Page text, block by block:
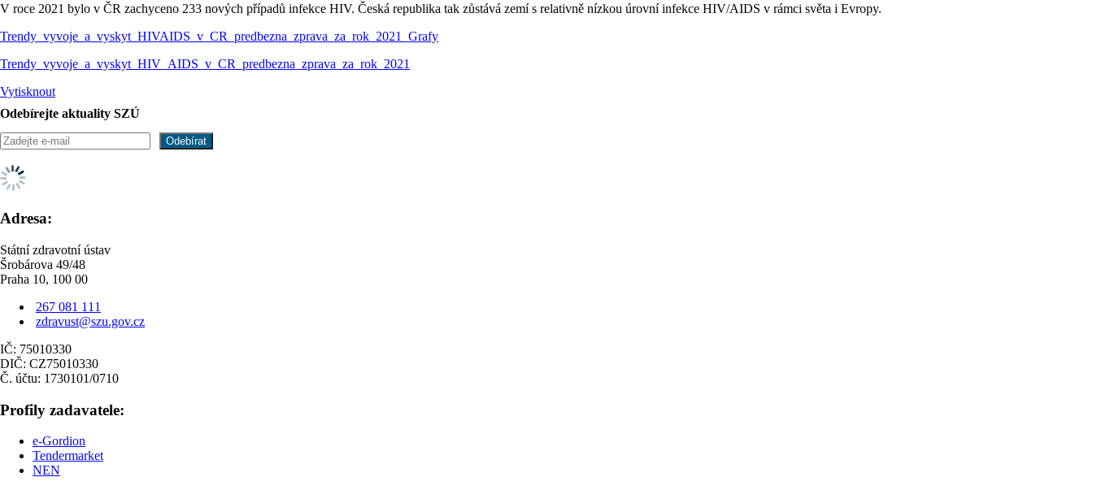
V roce 2021 bylo v ČR zachyceno 233 nových případů infekce HIV. Česká republika tak zůstává zemí s relativně nízkou úrovní infekce HIV/AIDS v rámci světa i Evropy.
Trendy_vyvoje_a_vyskyt_HIVAIDS_v_CR_predbezna_zprava_za_rok_2021_Grafy
Trendy_vyvoje_a_vyskyt_HIV_AIDS_v_CR_predbezna_zprava_za_rok_2021
Vytisknout
Odebírejte aktuality SZÚ
Adresa:
Státní zdravotní ústav
Šrobárova 49/48
Praha 10, 100 00
267 081 111
zdravust@szu.gov.cz
IČ: 75010330
DIČ: CZ75010330
Č. účtu: 1730101/0710
Profily zadavatele:
e-Gordion
Tendermarket
NEN